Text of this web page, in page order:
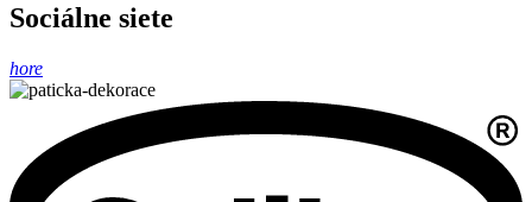
Sociálne siete
hore